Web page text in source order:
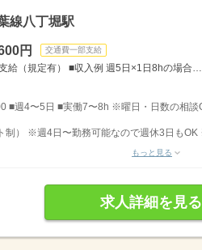
線八丁堀駅
円 交通費一部支給
支給（規定有） ■収入例 週5日×1日8hの場合
■週4〜5日 ■実働7〜8h ※曜日・日数の相
制） ※週4日〜勤務可能なので週休3日も
もっと見る
求人詳細を見る